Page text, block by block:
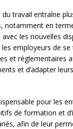
travail entraîne
notamment en
les nouvelles
employeurs de
et réglementaires
et d’adapter
pour les
de formation et
afin de leur